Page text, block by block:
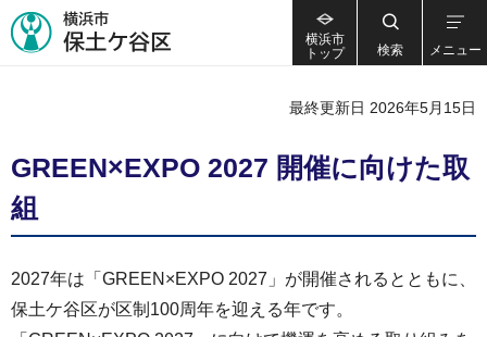
横浜市
トップ
検索 メニュー
最終更新日 2026年5月15日
GREEN×EXPO 2027 開催に向けた取
組
2027年は「GREEN×EXPO 2027」が開催されるとともに、
保土ケ谷区が区制100周年を迎える年です。